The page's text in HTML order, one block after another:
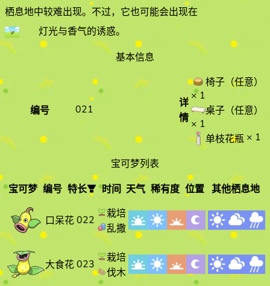
栖息地中较难出现。 不过，它也可能会出现在
灯光与香气的诱惑。
基本信息
编号 021
详
情
椅子（任意）
× 1
桌子（任意）
× 1
单枝花瓶 × 1
宝可梦列表
宝可梦 编号 特长 时间 天气 稀有度 位置 其他栖息地
宝可梦
号
特长 时间 天气
口呆花022
栽培
乱撒
大食花023
栽培
伐木